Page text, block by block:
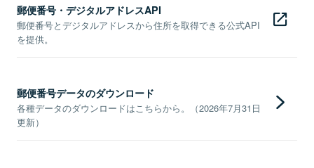
郵便番号・デジタルアドレスAPI
郵便番号とデジタルアドレスから住所を取得できる公式API
を提供。
郵便番号データのダウンロード
各種データのダウンロードはこちらから。（2026年7月31日
更新）